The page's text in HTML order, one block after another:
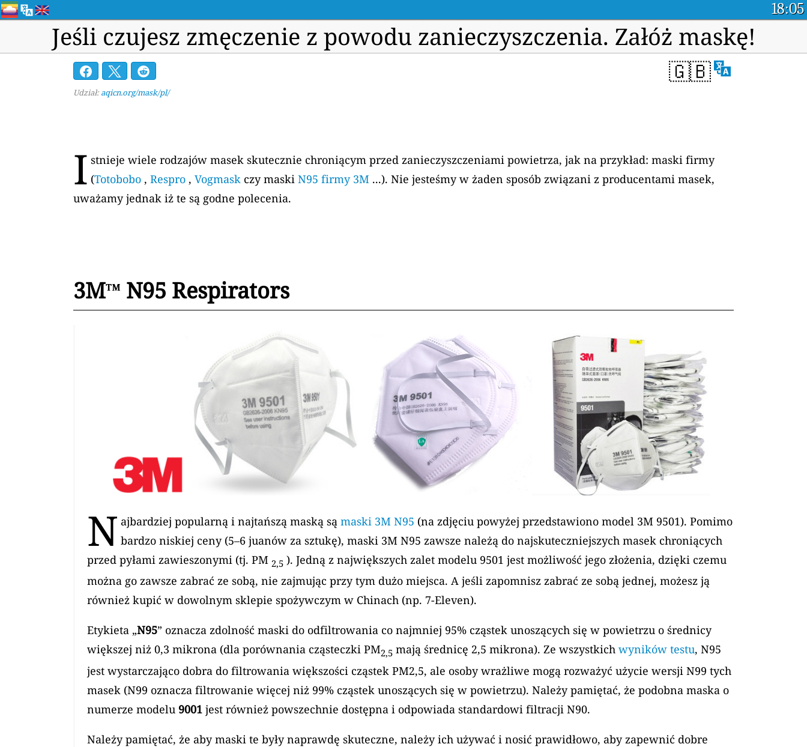
18:05
Jeśli czujesz zmęczenie z powodu zanieczyszczenia. Załóż maskę!
🇬🇧
Udział: aqicn.org/mask/pl/
I stnieje wiele rodzajów masek skutecznie chroniącym przed zanieczyszczeniami powietrza, jak na przykład: maski firmy
(Totobobo ,Respro ,Vogmask czy maskiN95 firmy 3M ...). Nie jesteśmy w żaden sposób związani z producentami masek,
uważamy jednak iż te są godne polecenia.
3M™ N95 Respirators
N ajbardziej popularną i najtańszą maską sąmaski 3M N95 (na zdjęciu powyżej przedstawiono model 3M 9501). Pomimo
bardzo niskiej ceny (5–6 juanów za sztukę), maski 3M N95 zawsze należą do najskuteczniejszych masek chroniących
przed pyłami zawieszonymi (tj. PM 2,5 ). Jedną z największych zalet modelu 9501 jest możliwość jego złożenia, dzięki czemu
można go zawsze zabrać ze sobą, nie zajmując przy tym dużo miejsca. A jeśli zapomnisz zabrać ze sobą jednej, możesz ją
również kupić w dowolnym sklepie spożywczym w Chinach (np. 7-Eleven).
Etykieta „N95” oznacza zdolność maski do odfiltrowania co najmniej 95% cząstek unoszących się w powietrzu o średnicy
większej niż 0,3 mikrona (dla porównania cząsteczki PM2,5 mają średnicę 2,5 mikrona). Ze wszystkich wyników testu, N95
jest wystarczająco dobra do filtrowania większości cząstek PM2,5, ale osoby wrażliwe mogą rozważyć użycie wersji N99 tych
masek (N99 oznacza filtrowanie więcej niż 99% cząstek unoszących się w powietrzu). Należy pamiętać, że podobna maska ​​o
numerze modelu 9001 jest również powszechnie dostępna i odpowiada standardowi filtracji N90.
Należy pamiętać, że aby maski te były naprawdę skuteczne, należy ich używać i nosić prawidłowo, aby zapewnić dobre